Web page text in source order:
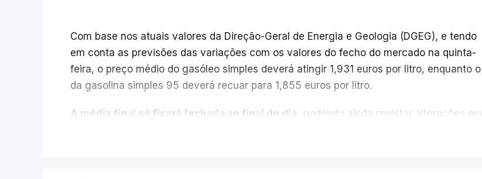
Com base nos atuais valores da Direção-Geral de Energia e Geologia (DGEG), e tendo
em conta as previsões das variações com os valores do fecho do mercado na quinta-
feira, o preço médio do gasóleo simples deverá atingir 1,931 euros por litro, enquanto o
da gasolina simples 95 deverá recuar para 1,855 euros por litro.
A média final só ficará fechada ao final do dia,
podendo ainda registar alterações em